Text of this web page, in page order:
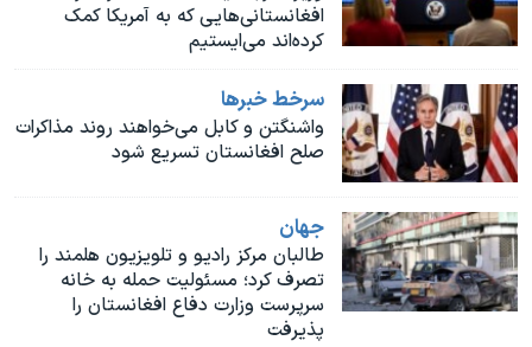
نرگس محمدی برنده جایزه نوبل صلح
همایش محافظه‌کاران آمریکا «سی‌پک»
صفحه‌های ویژه
سفر پرزیدنت ترامپ به چین
افغانستانی‌هایی که به آمریکا کمک
کرده‌اند می‌ایستیم
سرخط خبرها
واشنگتن و کابل می‌خواهند روند مذاکرات
صلح افغانستان تسریع شود
جهان
طالبان مرکز رادیو و تلویزیون هلمند را
تصرف کرد؛ مسئولیت حمله به خانه
سرپرست وزارت دفاع افغانستان را
پذیرفت